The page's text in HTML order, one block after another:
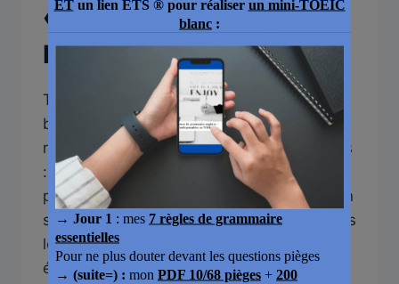
« L’Essentiel TOEIC » de
Nathan
TOEIC Nathan : L’Essentiel TOEIC est-il un
bon choix pour réviser ? TOEIC Nathan
renvoie le plus souvent à un ouvrage précis
: « L’Essentiel TOEIC, entraînement intensif
pour réussir », publié chez Nathan. Avec un
score de 965/990, je repasse le TOEIC tous
les deux ans pour rester à jour sur les
évolutions du test, et…